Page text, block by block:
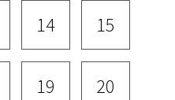
14 15
19 20